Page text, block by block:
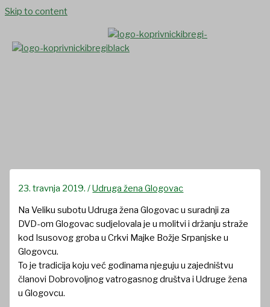
Skip to content
23. travnja 2019./Udruga žena Glogovac
Na Veliku subotu Udruga žena Glogovac u suradnji za
DVD-om Glogovac sudjelovala je u molitvi i držanju straže
kod Isusovog groba u Crkvi Majke Božje Srpanjske u
Glogovcu.
To je tradicija koju već godinama njeguju u zajedništvu
članovi Dobrovoljnog vatrogasnog društva i Udruge žena
u Glogovcu.